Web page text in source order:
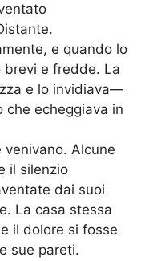
e quando lo
brevi e fredde. La
e lo invidiava—
che echeggiava in
Alcune
il silenzio
dai suoi
La casa stessa
il dolore si fosse
sue pareti.